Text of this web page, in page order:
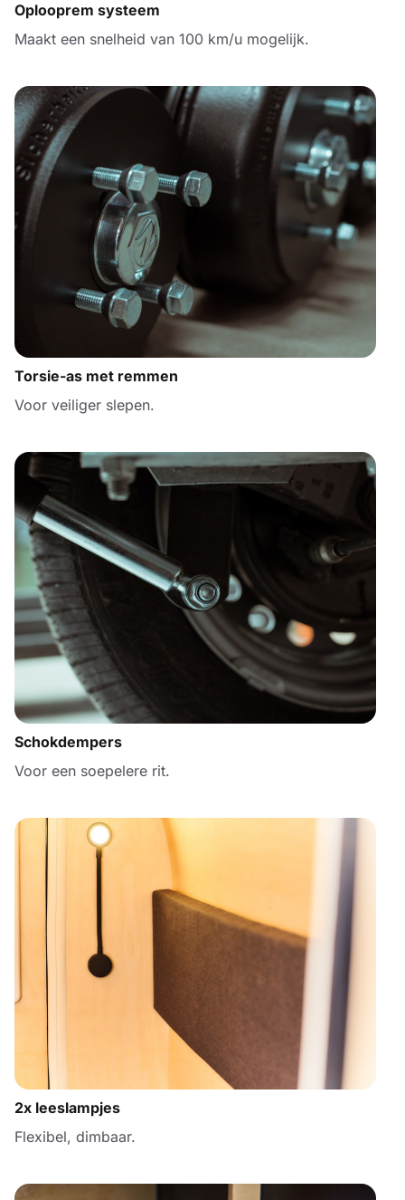
Oplooprem systeem
Maakt een snelheid van 100 km/u mogelijk.
Torsie-as met remmen
Voor veiliger slepen.
Schokdempers
Voor een soepelere rit.
2x leeslampjes
Flexibel, dimbaar.